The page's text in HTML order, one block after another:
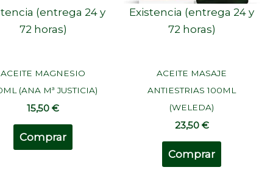
(entrega 24 y
72 horas)
ACEITE MAGNESIO
(ANA Mª JUSTICIA)
15,50€
Comprar
Existencia (entrega 24 y
72 horas)
ACEITE MASAJE
ANTIESTRIAS 100ML
(WELEDA)
23,50 €
Comprar